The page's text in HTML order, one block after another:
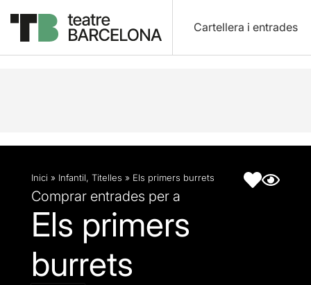
Cartellera i entrades
Descripció Fitxa artística
Inici » Infantil, Titelles » Els primers burrets
Comprar entrades per a
Els primers
burrets